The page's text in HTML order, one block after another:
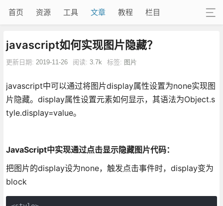
首页 资源 工具 文章 教程 栏目
javascript如何实现图片隐藏？
更新日期: 2019-11-26 阅读: 3.7k 标签: 图片
javascript中可以通过将图片display属性设置为none实现图
片隐藏。display属性设置元素如何显示，其语法为Object.s
tyle.display=value。
JavaScript中实现通过点击显示隐藏图片代码：
把图片的display设为none，触发点击事件时，display变为
block